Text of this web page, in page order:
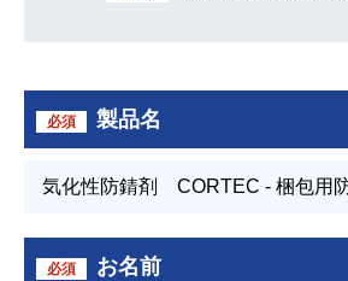
必須 製品名
必須 お名前